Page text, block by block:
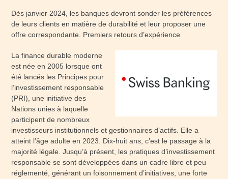
Dès janvier 2024, les banques devront sonder les préférences
de leurs clients en matière de durabilité et leur proposer une
offre correspondante. Premiers retours d’expérience
La finance durable moderne
est née en 2005 lorsque ont
été lancés les Principes pour
l’investissement responsable
(PRI), une initiative des
Nations unies à laquelle
participent de nombreux
investisseurs institutionnels et gestionnaires d’actifs. Elle a
atteint l’âge adulte en 2023. Dix-huit ans, c’est le passage à la
majorité légale. Jusqu’à présent, les pratiques d’investissement
responsable se sont développées dans un cadre libre et peu
réglementé, générant un foisonnement d’initiatives, une forte